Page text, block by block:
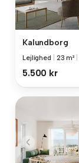
Kalundborg
Lejlighed 23 m²
5.500 kr